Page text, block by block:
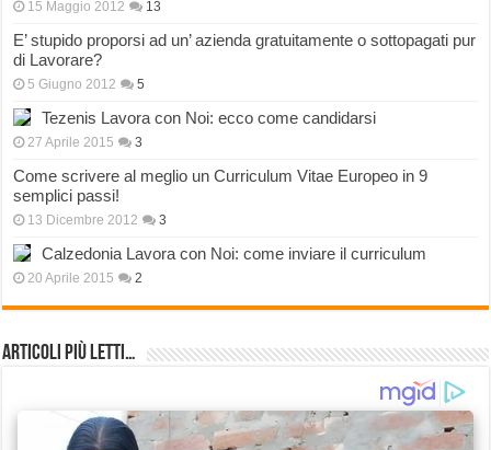
15 Maggio 2012 13
E’ stupido proporsi ad un’ azienda gratuitamente o sottopagati pur
di Lavorare?
5 Giugno 2012 5
Tezenis Lavora con Noi: ecco come candidarsi
27 Aprile 2015 3
Come scrivere al meglio un Curriculum Vitae Europeo in 9
semplici passi!
13 Dicembre 2012 3
Calzedonia Lavora con Noi: come inviare il curriculum
20 Aprile 2015 2
Articoli più Letti…